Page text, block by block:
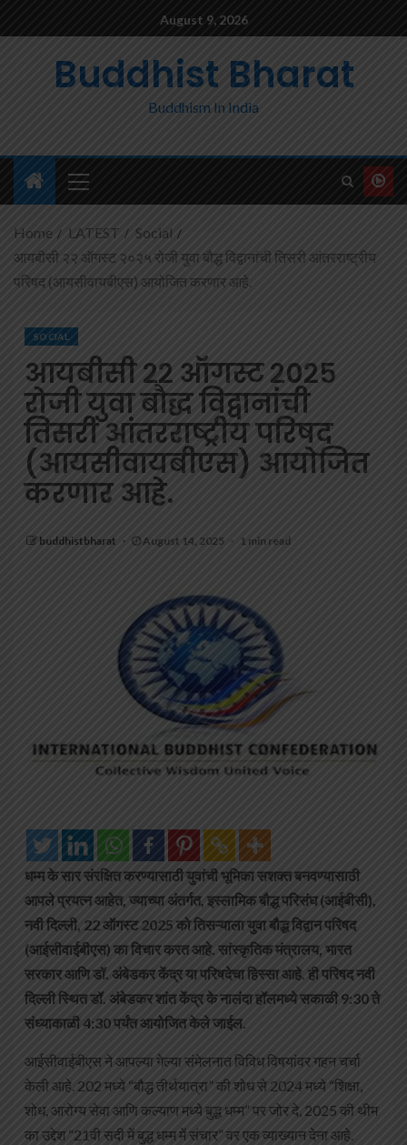
August 9, 2026
Buddhist Bharat
Buddhism In India
Home LATEST
Social
आयबीसी २२ ऑगस्ट २०२५ रोजी युवा बौद्ध विद्वानांची तिसरी आंतरराष्ट्रीय
परिषद (आयसीवायबीएस) आयोजित करणार आहे.
SOCIAL
आयबीसी २२ ऑगस्ट २०२५
रोजी युवा बौद्ध विद्वानांची
तिसरी आंतरराष्ट्रीय परिषद
(आयसीवायबीएस) आयोजित
करणार आहे.
buddhistbharat August 14, 2025 1 min read
धम्म के सार संरक्षित करण्यासाठी युवांची भूमिका सशक्त बनवण्यासाठी
आपले प्रयत्न आहेत, ज्याच्या अंतर्गत, इस्लामिक बौद्ध परिसंघ (आईबीसी),
नवी दिल्ली, 22 ऑगस्ट 2025 को तिसऱ्याला युवा बौद्ध विद्वान परिषद
(आईसीवाईबीएस) का विचार करत आहे. सांस्कृतिक मंत्रालय, भारत
सरकार आणि डॉ. अंबेडकर केंद्र या परिषदेचा हिस्सा आहे. ही परिषद नवी
दिल्ली स्थित डॉ. अंबेडकर शांत केंद्र के नालंदा हॉलमध्ये सकाळी 9:30 ते
संध्याकाळी 4:30 पर्यंत आयोजित केले जाईल.
आईसीवाईबीएस ने आपल्या गेल्या संमेलनात विविध विषयांवर गहन चर्चा
केली आहे. 202 मध्ये “बौद्ध तीर्थयात्रा” की शोध से 2024 मध्ये “शिक्षा,
शोध, आरोग्य सेवा आणि कल्याण मध्ये बुद्ध धम्म” पर जोर दे, 2025 की थीम
का उद्देश “21वी सदी में बुद्ध धम्म में संचार” वर एक व्याख्यान देना आहे.